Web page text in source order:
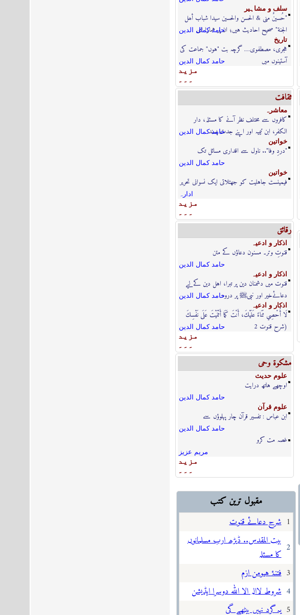
سلف و مشاہير
"حُسینٌ منی & الحسن والحسین سیدا شباب أھل
الجنة" صحیح احادیث ہیں؛ ان پر ہمارا ای
حامد كمال الدين
تاريخ
ہجری، مصطفوی… گرچہ بت "ہوں" جماعت کی
آستینوں میں
حامد كمال الدين
مزيد
۔۔۔
ثقافت
معاشرہ
کافروں سے مختلف نظر آنے کا مسئلہ، دار
الکفر، ابن تیمیہ اور اپنے جدت پسندحامد كمال الدين
خواتين
"دردِ وفا".. ناول سے اقداری مسائل تک
حامد كمال الدين
خواتين
فیمینسٹ جاہلیت کو جھٹلاتی ایک نسوانی تحریر
ادارہ
مزيد
۔۔۔
رقائق
اذكار و ادعيہ
قنوتِ وتر۔ مسنون دعاؤں کے متن
حامد كمال الدين
اذكار و ادعيہ
قنوت میں دشمنان دین پر تبرا، اہل دین کےلیے
دعائےخیر اور نبیﷺ پر درودحامد كمال الدين
اذكار و ادعيہ
لَا أُحْصِي ثَنَاءً عَلَيْكَ، أَنْتَ كَمَا أَثْنَيْتَ عَلَى نَفْسِكَ
(شرح قنوت 2
حامد كمال الدين
مزيد
۔۔۔
مشكوة وحى
علوم حديث
اوچھے ہاتھ درایت
حامد كمال الدين
علوم قرآن
ابن عباس : تفسیر قرآن چار پہلوؤں سے
حامد كمال الدين
غصہ مت کرو
مریم عزیز
مزيد
۔۔۔
مقبول ترین کتب
شرح دعائے قنوت 1
بیت المقدس.. ڈیڑھ ارب مسلمانوں
کا مسئلہ 2
فتنۂ ہیومن ازم 3
شروط لاالہ الا اللہ دوسرا ایڈیشن 4
یہ گرد نہیں بیٹھے گی 5